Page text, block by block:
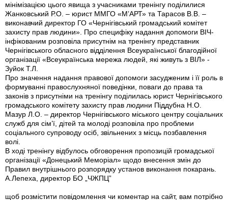
мінімізацією цього явища з учасниками тренінгу поділилися
Жанковський Р.О. – юрист ММГО «М’АРТ» та Тарасов В.В. –
виконавчий директор ГО «Чернігівський громадський комітет
захисту прав людини». Про специфіку надання допомоги ВІЧ-
інфікованим розповіла присутнім на тренінгу представник
Чернігівського обласного відділення Всеукраїнської благодійної
організації «Всеукраїнська мережа людей, які живуть з ВІЛ» -
Зуйок Т.Л.
Про значення надання правової допомоги засудженим і її роль в
формуванні правослухняної поведінки, поваги до права та
законів з присутніми на тренінгу поділилась юрист Чернігівського
громадського комітету захисту прав людини Піддубна Н.О.
Мазур Л.О. – директор Чернігівського міського центру соціальних
служб для сім’ї, дітей та молоді розповіла про проблеми
соціального супроводу осіб, звільнених з місць позбавлення
волі.
В ході тренінгу відбулось обговорення пропозицій громадської
організації «Донецький Меморіал» щодо внесення змін до
Правил внутрішнього розпорядку установ виконання покарань.
А.Лепеха, директор БО „ЧЖПЦ”
щоб розмістити повідомлення чи коментар на сайт, вам потрібно